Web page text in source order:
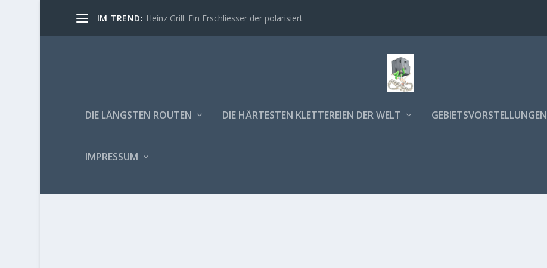
IM TREND: Heinz Grill: Ein Erschliesser der polarisiert
DIE LÄNGSTEN ROUTEN DIE HÄRTESTEN KLETTEREIEN DER WELT GEBIETSVORSTELLUNGEN
IMPRESSUM